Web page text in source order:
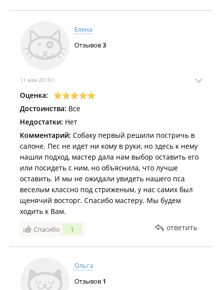
Елена
Отзывов3
11 мая 2019 г.
Оценка:
Достоинства: Все
Недостатки: Нет
Комментарий: Собаку первый решили постричь в
салоне. Пес не идет ни кому в руки, но здесь к нему
нашли подход, мастер дала нам выбор оставить его
или посидеть с ним, но объяснила, что лучше
оставить. И мы не ожидали увидеть нашего пса
веселым классно под стриженым, у нас самих был
щенячий восторг. Спасибо мастеру. Мы будем
ходить к Вам.
Спасибо 1 ответить
Ольга
Отзывов 1